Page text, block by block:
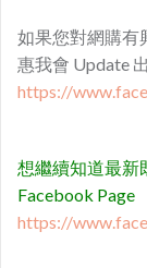
如果您對網購有
惠我會 Update 出
https://
想繼續知道最新
Facebook Page
https://